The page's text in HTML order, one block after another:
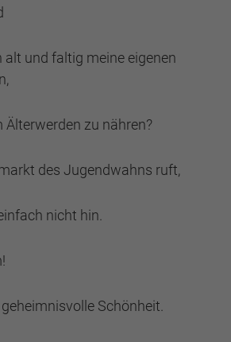
alt und faltig meine eigenen
Älterwerden zu nähren?
des Jugendwahns ruft,
nicht hin.
Schönheit.